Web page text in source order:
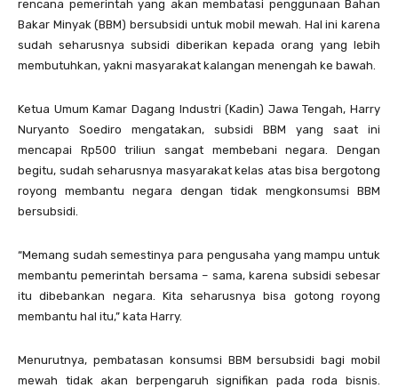
rencana pemerintah yang akan membatasi penggunaan Bahan
Bakar Minyak (BBM) bersubsidi untuk mobil mewah. Hal ini karena
sudah seharusnya subsidi diberikan kepada orang yang lebih
membutuhkan, yakni masyarakat kalangan menengah ke bawah.
Ketua Umum Kamar Dagang Industri (Kadin) Jawa Tengah, Harry
Nuryanto Soediro mengatakan, subsidi BBM yang saat ini
mencapai Rp500 triliun sangat membebani negara. Dengan
begitu, sudah seharusnya masyarakat kelas atas bisa bergotong
royong membantu negara dengan tidak mengkonsumsi BBM
bersubsidi.
“Memang sudah semestinya para pengusaha yang mampu untuk
membantu pemerintah bersama – sama, karena subsidi sebesar
itu dibebankan negara. Kita seharusnya bisa gotong royong
membantu hal itu,” kata Harry.
Menurutnya, pembatasan konsumsi BBM bersubsidi bagi mobil
mewah tidak akan berpengaruh signifikan pada roda bisnis.